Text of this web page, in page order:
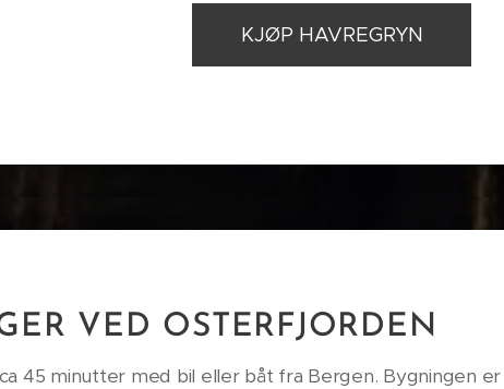
KJØP HAVREGRYN
VED OSTERFJORDEN
45 minutter med bil eller båt fra Bergen. Bygningen